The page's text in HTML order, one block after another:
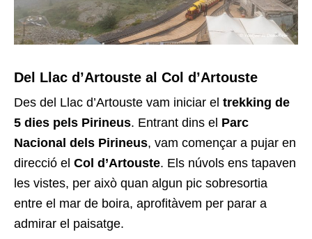
Del Llac d’Artouste al Col d’Artouste
Des del Llac d’Artouste vam iniciar el trekking de
5 dies pels Pirineus. Entrant dins el Parc
Nacional dels Pirineus, vam començar a pujar en
direcció el Col d’Artouste. Els núvols ens tapaven
les vistes, per això quan algun pic sobresortia
entre el mar de boira, aprofitàvem per parar a
admirar el paisatge.